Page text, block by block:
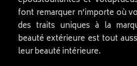
font remarquer n’importe où
des traits uniques à la
beauté extérieure est tout
leur beauté intérieure.